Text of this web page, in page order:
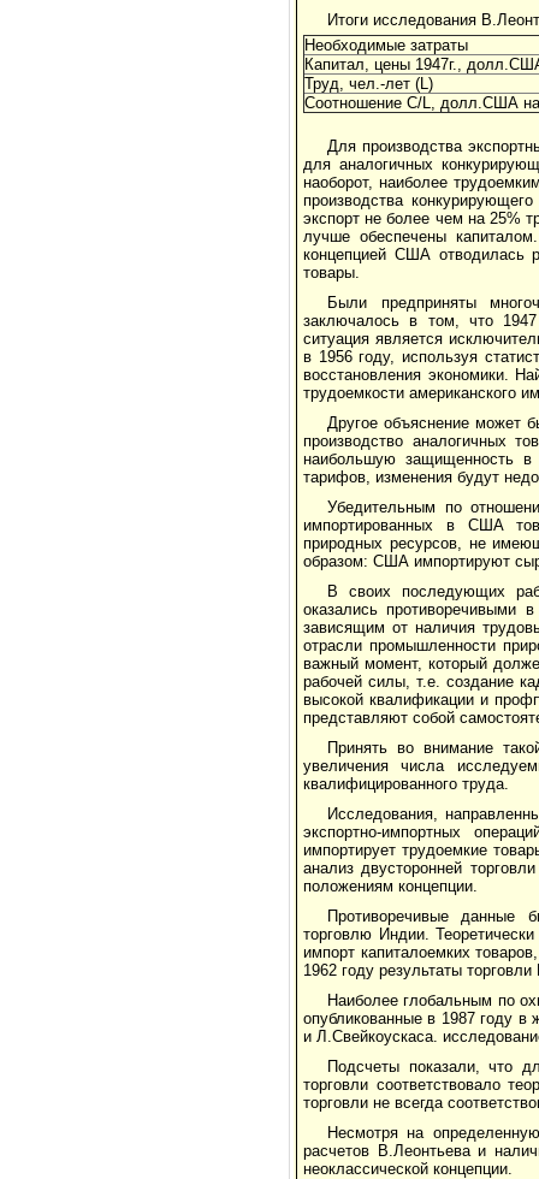
Итоги исследования
Необходимые затраты
Капитал, цены 1947г.,
Труд, чел.-лет (L)
Соотношение С/L, долл.США
Для производства
для аналогичных
наоборот, наиболее
производства
экспорт не более чем на 25%
лучше обеспечены
концепцией США отводилась
товары.
Были предприняты
заключалось в том, что
ситуация является
в 1956 году, используя
восстановления экономики.
трудоемкости американского
Другое объяснение может
производство аналогичных
наибольшую защищенность
тарифов, изменения будут
Убедительным по
импортированных в США
природных ресурсов, не
образом: США импортируют
В своих последующих
оказались противоречивыми
зависящим от наличия
отрасли промышленности
важный момент, который
рабочей силы, т.е. создание
высокой квалификации и
представляют собой
Принять во внимание
увеличения числа
квалифицированного труда.
Исследования,
экспортно-импортных
импортирует трудоемкие
анализ двусторонней
положениям концепции.
Противоречивые данные
торговлю Индии.
импорт капиталоемких
1962 году результаты
Наиболее глобальным по
опубликованные в 1987 году в
и Л.Свейкоускаса.
Подсчеты показали, что
торговли соответствовало
торговли не всегда
Несмотря на
расчетов В.Леонтьева и
неоклассической концепции.